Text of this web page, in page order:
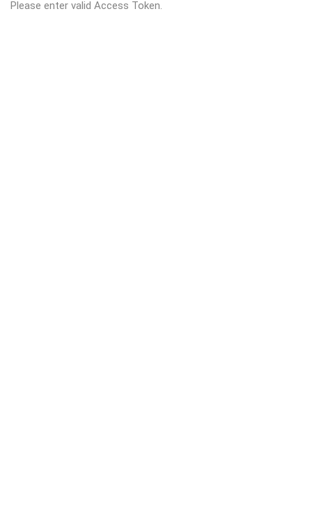
Please enter valid Access Token.